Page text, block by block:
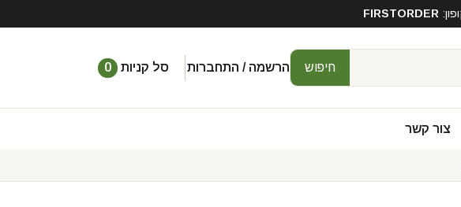
FIRSTORDER
חיפוש הרשמה / התחברות סל קניות 0
צור קשר